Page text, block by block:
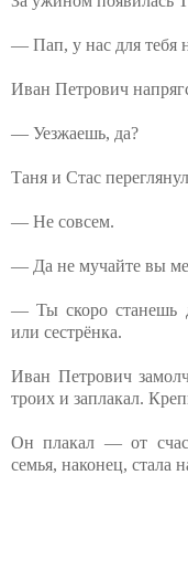
— Пап, у нас для тебя
Иван Петрович
— Уезжаешь, да?
Таня и Стас
— Не совсем.
— Да не мучайте вы
— Ты скоро станешь
или сестрёнка.
Иван Петрович
троих и заплакал.
Он плакал — от
семья, наконец, стала